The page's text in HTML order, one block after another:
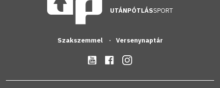
UTÁNPÓTLÁSSPORT
Szakszemmel Versenynaptár